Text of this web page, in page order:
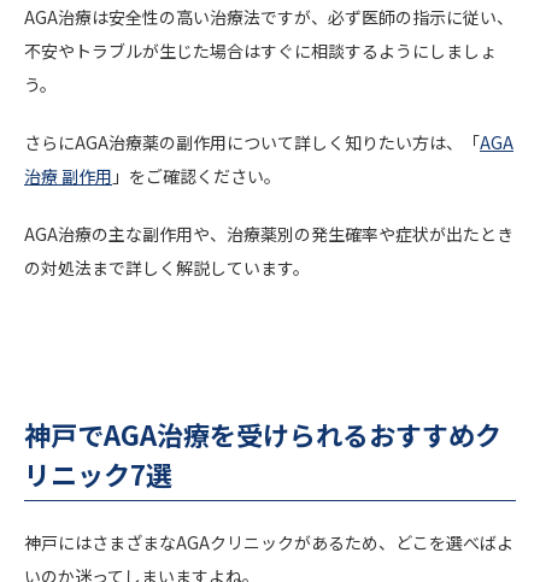
AGA治療は安全性の高い治療法ですが、必ず医師の指示に従い、
不安やトラブルが生じた場合はすぐに相談するようにしましょ
う。
さらにAGA治療薬の副作用について詳しく知りたい方は、「AGA
治療 副作用 」をご確認ください。
AGA治療の主な副作用や、治療薬別の発生確率や症状が出たとき
の対処法まで詳しく解説しています。
神戸でAGA治療を受けられるおすすめク
リニック7選
神戸にはさまざまなAGAクリニックがあるため、どこを選べばよ
いのか迷ってしまいますよね。